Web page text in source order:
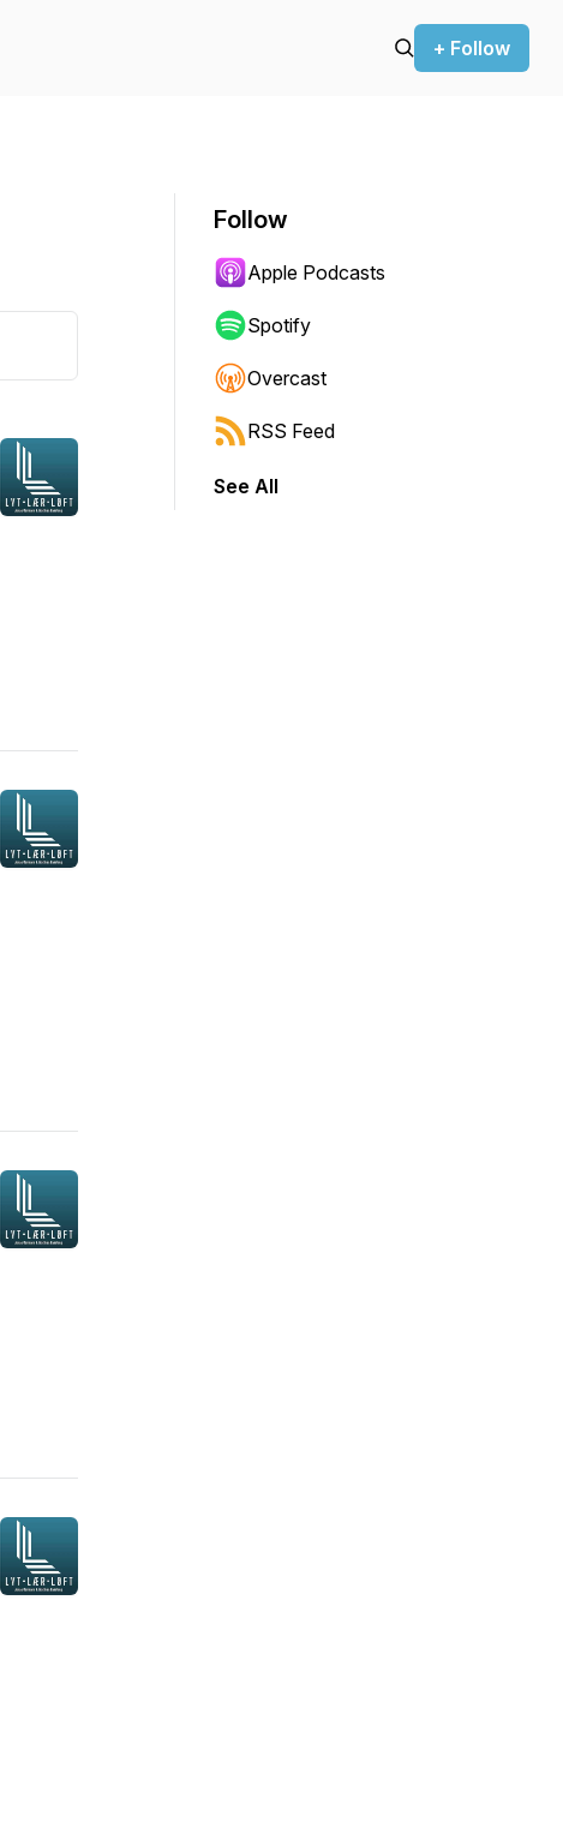
+ Follow
Follow
Apple Podcasts
Spotify
Overcast
RSS Feed
See All